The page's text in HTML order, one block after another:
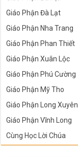
Giáo Phận Đà Lạt
Giáo Phận Nha Trang
Giáo Phận Phan Thiết
Giáo Phận Xuân Lộc
Giáo Phận Phú Cường
Giáo Phận Mỹ Tho
Giáo Phận Long Xuyên
Giáo Phận Vĩnh Long
Cùng Học Lời Chúa